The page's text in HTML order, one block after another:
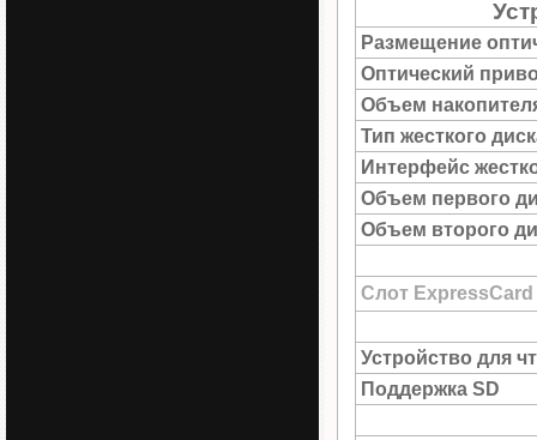
Размещение
Оптический
Объем
Тип жесткого
Интерфейс
Объем первого
Объем второго
Слот ExpressCard
Устройство для
Поддержка SD